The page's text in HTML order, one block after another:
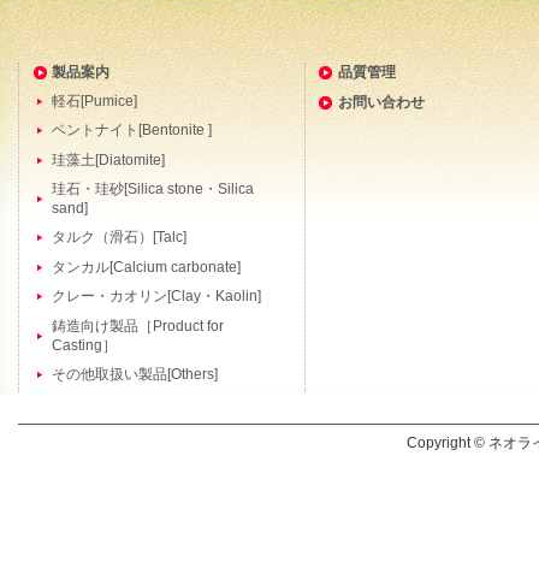
製品案内
軽石[Pumice]
ベントナイト[Bentonite ]
珪藻土[Diatomite]
珪石・珪砂[Silica stone・Silica
sand]
タルク（滑石）[Talc]
タンカル[Calcium carbonate]
クレー・カオリン[Clay・Kaolin]
鋳造向け製品［Product for
Casting］
その他取扱い製品[Others]
品質管理
お問い合わせ
Copyright © ネオラ